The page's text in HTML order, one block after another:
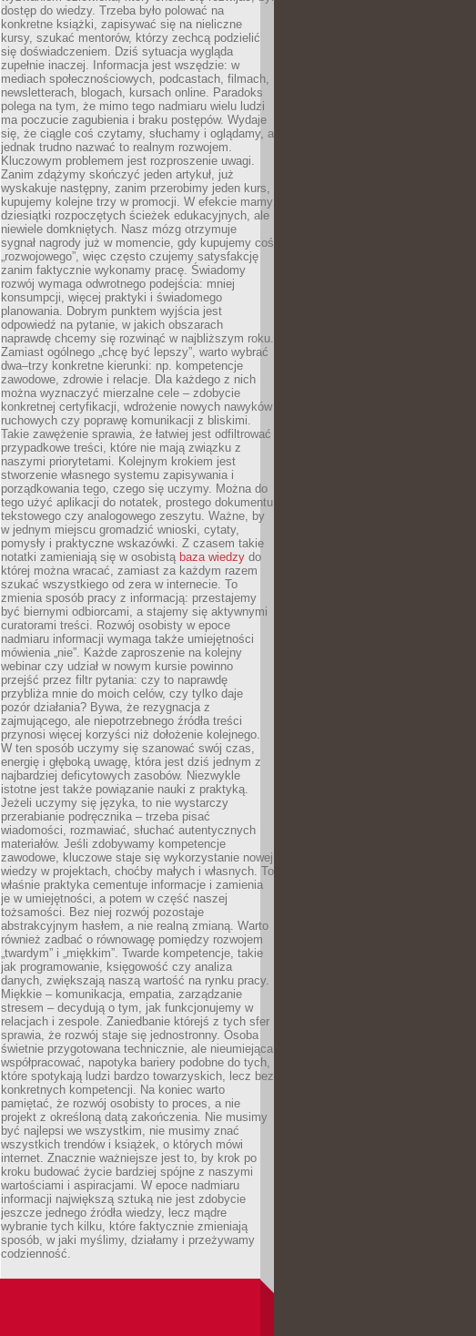
dostęp do wiedzy. Trzeba było polować na
konkretne książki, zapisywać się na nieliczne
kursy, szukać mentorów, którzy zechcą podzielić
się doświadczeniem. Dziś sytuacja wygląda
zupełnie inaczej. Informacja jest wszędzie: w
mediach społecznościowych, podcastach, filmach,
newsletterach, blogach, kursach online. Paradoks
polega na tym, że mimo tego nadmiaru wielu ludzi
ma poczucie zagubienia i braku postępów. Wydaje
się, że ciągle coś czytamy, słuchamy i oglądamy, a
jednak trudno nazwać to realnym rozwojem.
Kluczowym problemem jest rozproszenie uwagi.
Zanim zdążymy skończyć jeden artykuł, już
wyskakuje następny, zanim przerobimy jeden kurs,
kupujemy kolejne trzy w promocji. W efekcie mamy
dziesiątki rozpoczętych ścieżek edukacyjnych, ale
niewiele domkniętych. Nasz mózg otrzymuje
sygnał nagrody już w momencie, gdy kupujemy coś
„rozwojowego”, więc często czujemy satysfakcję
zanim faktycznie wykonamy pracę. Świadomy
rozwój wymaga odwrotnego podejścia: mniej
konsumpcji, więcej praktyki i świadomego
planowania. Dobrym punktem wyjścia jest
odpowiedź na pytanie, w jakich obszarach
naprawdę chcemy się rozwinąć w najbliższym roku.
Zamiast ogólnego „chcę być lepszy”, warto wybrać
dwa–trzy konkretne kierunki: np. kompetencje
zawodowe, zdrowie i relacje. Dla każdego z nich
można wyznaczyć mierzalne cele – zdobycie
konkretnej certyfikacji, wdrożenie nowych nawyków
ruchowych czy poprawę komunikacji z bliskimi.
Takie zawężenie sprawia, że łatwiej jest odfiltrować
przypadkowe treści, które nie mają związku z
naszymi priorytetami. Kolejnym krokiem jest
stworzenie własnego systemu zapisywania i
porządkowania tego, czego się uczymy. Można do
tego użyć aplikacji do notatek, prostego dokumentu
tekstowego czy analogowego zeszytu. Ważne, by
w jednym miejscu gromadzić wnioski, cytaty,
pomysły i praktyczne wskazówki. Z czasem takie
notatki zamieniają się w osobistą baza wiedzy do
której można wracać, zamiast za każdym razem
szukać wszystkiego od zera w internecie. To
zmienia sposób pracy z informacją: przestajemy
być biernymi odbiorcami, a stajemy się aktywnymi
curatorami treści. Rozwój osobisty w epoce
nadmiaru informacji wymaga także umiejętności
mówienia „nie”. Każde zaproszenie na kolejny
webinar czy udział w nowym kursie powinno
przejść przez filtr pytania: czy to naprawdę
przybliża mnie do moich celów, czy tylko daje
pozór działania? Bywa, że rezygnacja z
zajmującego, ale niepotrzebnego źródła treści
przynosi więcej korzyści niż dołożenie kolejnego.
W ten sposób uczymy się szanować swój czas,
energię i głęboką uwagę, która jest dziś jednym z
najbardziej deficytowych zasobów. Niezwykle
istotne jest także powiązanie nauki z praktyką.
Jeżeli uczymy się języka, to nie wystarczy
przerabianie podręcznika – trzeba pisać
wiadomości, rozmawiać, słuchać autentycznych
materiałów. Jeśli zdobywamy kompetencje
zawodowe, kluczowe staje się wykorzystanie nowej
wiedzy w projektach, choćby małych i własnych. To
właśnie praktyka cementuje informacje i zamienia
je w umiejętności, a potem w część naszej
tożsamości. Bez niej rozwój pozostaje
abstrakcyjnym hasłem, a nie realną zmianą. Warto
również zadbać o równowagę pomiędzy rozwojem
„twardym” i „miękkim”. Twarde kompetencje, takie
jak programowanie, księgowość czy analiza
danych, zwiększają naszą wartość na rynku pracy.
Miękkie – komunikacja, empatia, zarządzanie
stresem – decydują o tym, jak funkcjonujemy w
relacjach i zespole. Zaniedbanie którejś z tych sfer
sprawia, że rozwój staje się jednostronny. Osoba
świetnie przygotowana technicznie, ale nieumiejąca
współpracować, napotyka bariery podobne do tych,
które spotykają ludzi bardzo towarzyskich, lecz bez
konkretnych kompetencji. Na koniec warto
pamiętać, że rozwój osobisty to proces, a nie
projekt z określoną datą zakończenia. Nie musimy
być najlepsi we wszystkim, nie musimy znać
wszystkich trendów i książek, o których mówi
internet. Znacznie ważniejsze jest to, by krok po
kroku budować życie bardziej spójne z naszymi
wartościami i aspiracjami. W epoce nadmiaru
informacji największą sztuką nie jest zdobycie
jeszcze jednego źródła wiedzy, lecz mądre
wybranie tych kilku, które faktycznie zmieniają
sposób, w jaki myślimy, działamy i przeżywamy
codzienność.